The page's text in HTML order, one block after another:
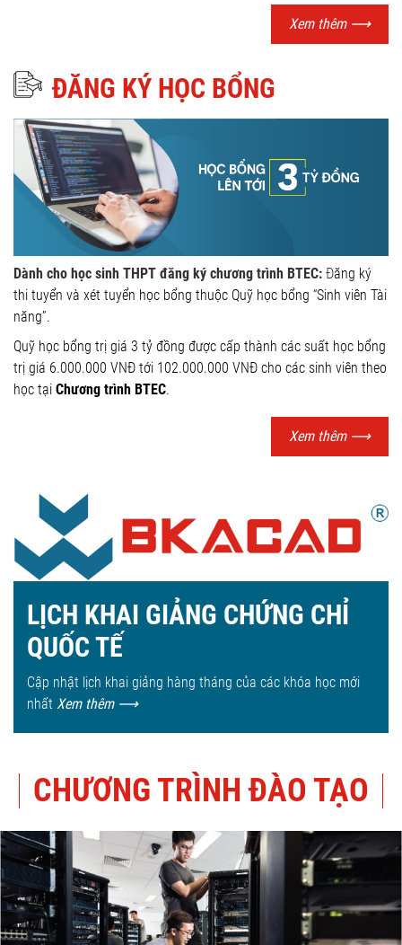
Xem thêm ⟶
ĐĂNG KÝ HỌC BỔNG
Dành cho học sinh THPT đăng ký chương trình BTEC: Đăng ký
thi tuyển và xét tuyển học bổng thuộc Quỹ học bổng “Sinh viên Tài
năng”.
Quỹ học bổng trị giá 3 tỷ đồng được cấp thành các suất học bổng
trị giá 6.000.000 VNĐ tới 102.000.000 VNĐ cho các sinh viên theo
học tại Chương trình BTEC.
Xem thêm ⟶
LỊCH KHAI GIẢNG CHỨNG CHỈ
QUỐC TẾ
Cập nhật lịch khai giảng hàng tháng của các khóa học mới
nhất Xem thêm ⟶
CHƯƠNG TRÌNH ĐÀO TẠO